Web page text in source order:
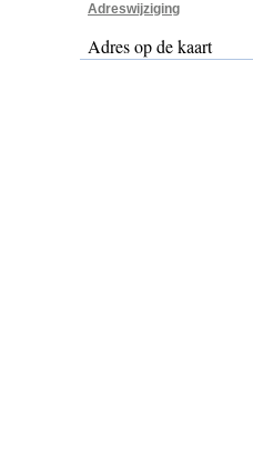
Adreswijziging
Adres op de kaart